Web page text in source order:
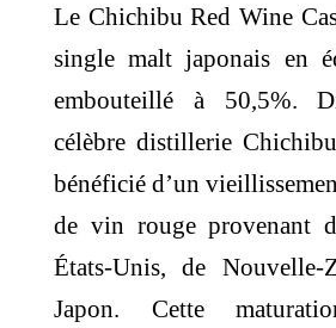
initial
était :
500,00 €.
est
Le Chichibu Red Wine
single malt japonais en
embouteillé à 50,5%.
célèbre distillerie
bénéficié d’un
de vin rouge provenant
États-Unis, de Nouvelle-
Japon. Cette